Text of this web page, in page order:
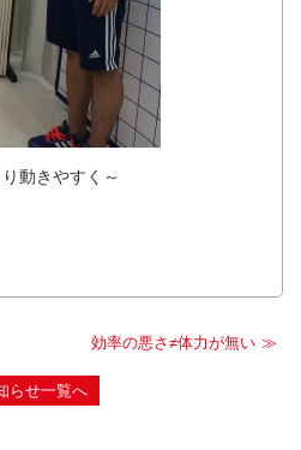
動きやすく～
効率の悪さ≠体力が無い
らせ一覧へ